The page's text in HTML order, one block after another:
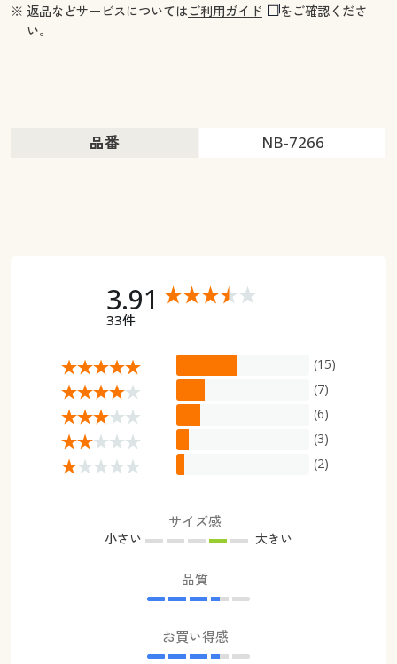
※ 返品などサービスについてはご利用ガイド
をご確認くださ
い。
品番 NB-7266
3.91
33件
(15)
(7)
(6)
(3)
(2)
サイズ感
小さい 大きい
品質
お買い得感